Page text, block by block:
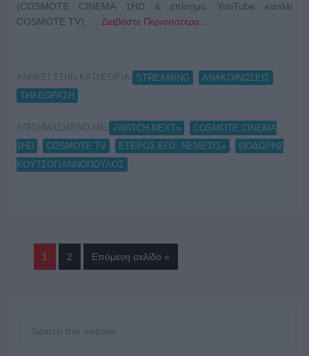
(COSMOTE CINEMA 1HD & επίσημο YouTube κανάλι
COSMOTE TV). … Διαβάστε Περισσότερα...
ΑΝΗΚΕΙ ΣΤΗΝ ΚΑΤΗΓΟΡΙΑ: STREAMING ΑΝΑΚΟΙΝΩΣΕΙΣ
ΤΗΛΕΟΡΑΣΗ
ΕΠΙΣΗΜΑΣΜΕΝΟ ΜΕ: «WATCH NEXT»
COSMOTE CINEMA
1HD
COSMOTE TV ΕΤΕΡΟΣ ΕΓΩ: ΝΕΜΕΣΙΣ»
ΘΟΔΩΡΗΣ
ΚΟΥΤΣΟΓΙΑΝΝΟΠΟΥΛΟΣ
1 2 Επόμενη σελίδα »